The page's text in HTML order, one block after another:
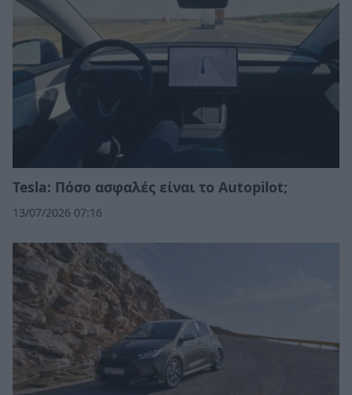
Tesla: Πόσο ασφαλές είναι το Autopilot;
13/07/2026 07:16